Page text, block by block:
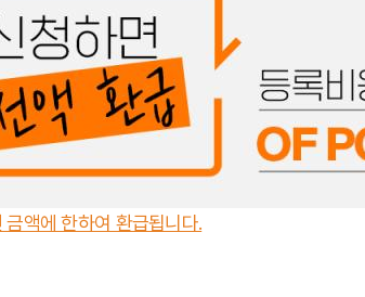
액에 한하여 환급됩니다.